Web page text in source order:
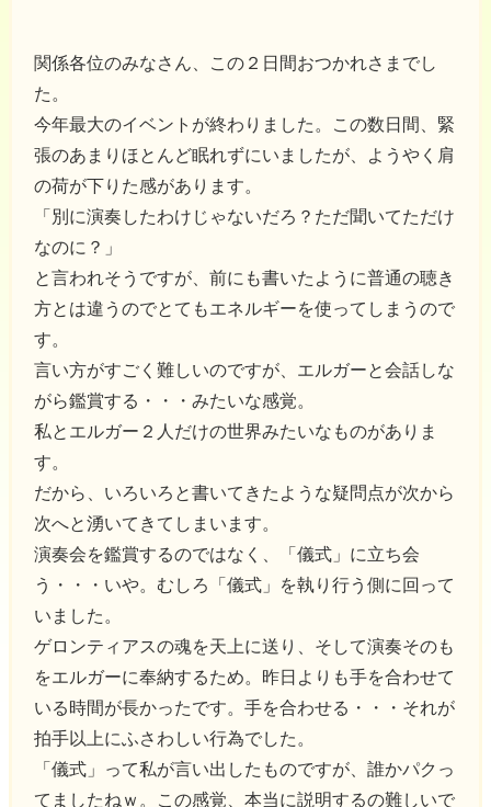
関係各位のみなさん、この２日間おつかれさまでし
た。
今年最大のイベントが終わりました。この数日間、緊
張のあまりほとんど眠れずにいましたが、ようやく肩
の荷が下りた感があります。
「別に演奏したわけじゃないだろ？ただ聞いてただけ
なのに？」
と言われそうですが、前にも書いたように普通の聴き
方とは違うのでとてもエネルギーを使ってしまうので
す。
言い方がすごく難しいのですが、エルガーと会話しな
がら鑑賞する・・・みたいな感覚。
私とエルガー２人だけの世界みたいなものがありま
す。
だから、いろいろと書いてきたような疑問点が次から
次へと湧いてきてしまいます。
演奏会を鑑賞するのではなく、「儀式」に立ち会
う・・・いや。むしろ「儀式」を執り行う側に回って
いました。
ゲロンティアスの魂を天上に送り、そして演奏そのも
をエルガーに奉納するため。昨日よりも手を合わせて
いる時間が長かったです。手を合わせる・・・それが
拍手以上にふさわしい行為でした。
「儀式」って私が言い出したものですが、誰かパクっ
てましたねｗ。この感覚、本当に説明するの難しいで